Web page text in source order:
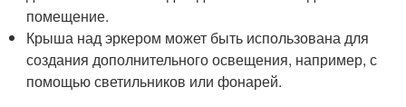
помещение.
Крыша над эркером может быть использована для
создания дополнительного освещения, например, с
помощью светильников или фонарей.